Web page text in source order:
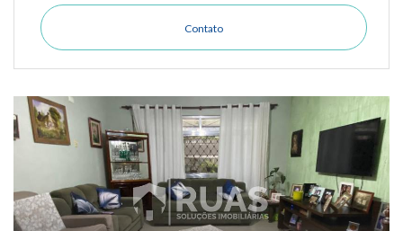
Contato